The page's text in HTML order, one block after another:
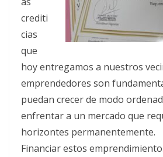
crediti
cias
que
hoy entregamos a nuestros
emprendedores son
puedan crecer de modo
enfrentar a un mercado que
horizontes permanentemente.
Financiar estos